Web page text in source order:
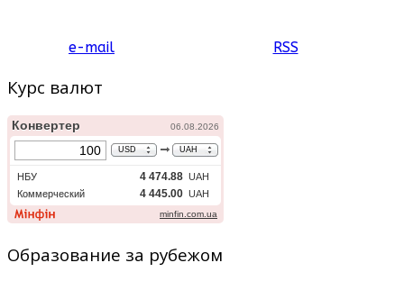
e-mail RSS
Курс валют
Образование за рубежом